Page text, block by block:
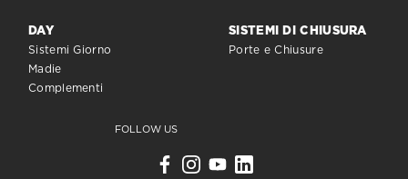
DAY
Sistemi Giorno
Madie
Complementi
SISTEMI DI CHIUSURA
Porte e Chiusure
FOLLOW US